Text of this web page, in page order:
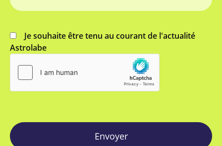
Je souhaite être tenu au courant de l'actualité
Astrolabe
Envoyer